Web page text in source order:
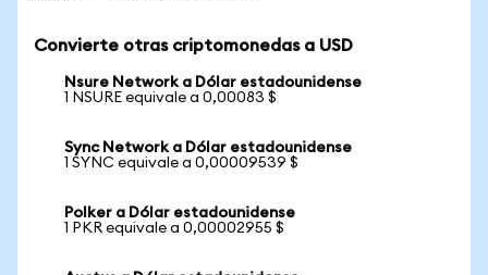
Convierte otras criptomonedas a USD
Nsure Network a Dólar estadounidense
1 NSURE equivale a 0,00083 $
Sync Network a Dólar estadounidense
1 SYNC equivale a 0,00009539 $
Polker a Dólar estadounidense
1 PKR equivale a 0,00002955 $